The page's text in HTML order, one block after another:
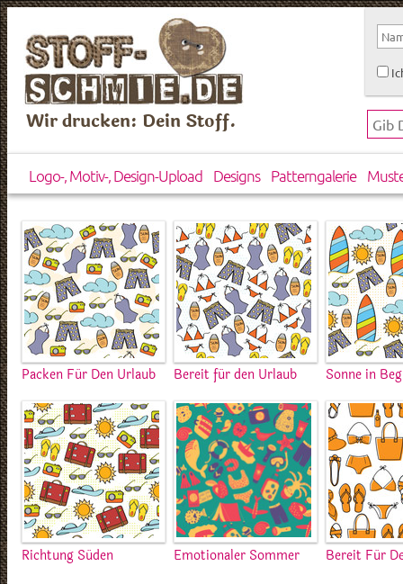
Wir drucken: Dein Stoff.
Logo-, Motiv-, Design-Upload Designs Patterngalerie
Packen Für Den Urlaub Bereit für den Urlaub Sonne in
Richtung Süden Emotionaler Sommer Bereit Für